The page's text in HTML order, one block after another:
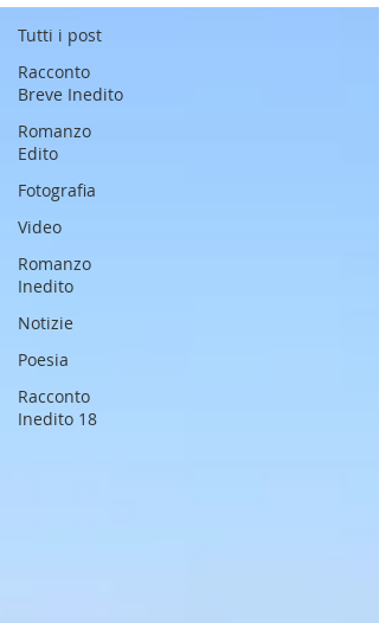
Tutti i post
Racconto
Breve Inedito
Romanzo
Edito
Fotografia
Video
Romanzo
Inedito
Notizie
Poesia
Racconto
Inedito 18